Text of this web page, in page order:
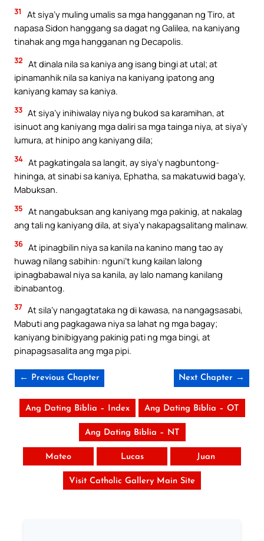
31
At siya’y muling umalis sa mga hangganan ng Tiro, at
napasa Sidon hanggang sa dagat ng Galilea, na kaniyang
tinahak ang mga hangganan ng Decapolis.
32 At dinala nila sa kaniya ang isang bingi at utal; at
ipinamanhik nila sa kaniya na kaniyang ipatong ang
kaniyang kamay sa kaniya.
33 At siya’y inihiwalay niya ng bukod sa karamihan, at
isinuot ang kaniyang mga daliri sa mga tainga niya, at siya’y
lumura, at hinipo ang kaniyang dila;
34 At pagkatingala sa langit, ay siya’y nagbuntong-
hininga, at sinabi sa kaniya, Ephatha, sa makatuwid baga’y,
Mabuksan.
35 At nangabuksan ang kaniyang mga pakinig, at nakalag
ang tali ng kaniyang dila, at siya’y nakapagsalitang malinaw.
36 At ipinagbilin niya sa kanila na kanino mang tao ay
huwag nilang sabihin: nguni’t kung kailan lalong
ipinagbabawal niya sa kanila, ay lalo namang kanilang
ibinabantog.
37 At sila’y nangagtataka ng di kawasa, na nangagsasabi,
Mabuti ang pagkagawa niya sa lahat ng mga bagay;
kaniyang binibigyang pakinig pati ng mga bingi, at
pinapagsasalita ang mga pipi.
← Previous Chapter Next Chapter →
Ang Dating Biblia – Index Ang Dating Biblia – OT
Ang Dating Biblia – NT
Mateo Lucas Juan
Visit Catholic Gallery Main Site